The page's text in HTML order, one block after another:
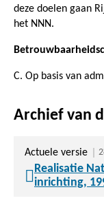
deze doelen gaan
het NNN.
C. Op basis van
Archief van
Actuele versie
Realisatie
inrichting,